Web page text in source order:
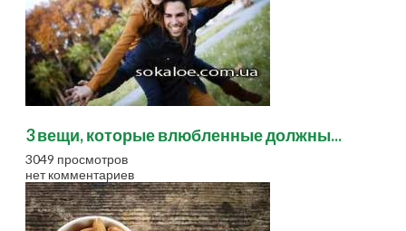
3 вещи, которые влюбленные должны...
3049 просмотров
нет комментариев